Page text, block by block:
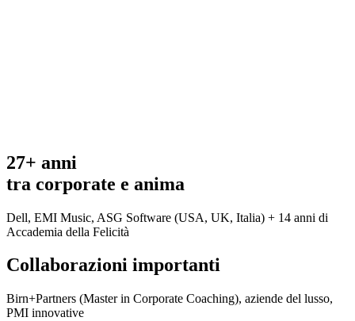
27+ anni
tra corporate e anima
Dell, EMI Music, ASG Software (USA, UK, Italia) + 14 anni di
Accademia della Felicità
Collaborazioni importanti
Birn+Partners (Master in Corporate Coaching), aziende del lusso,
PMI innovative